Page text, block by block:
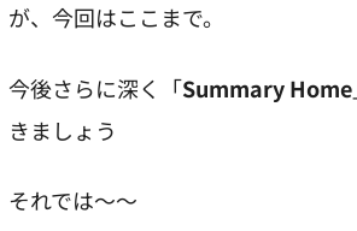
が、今回はここまで。
今後さらに深く「Summary Home
きましょう
それでは～～